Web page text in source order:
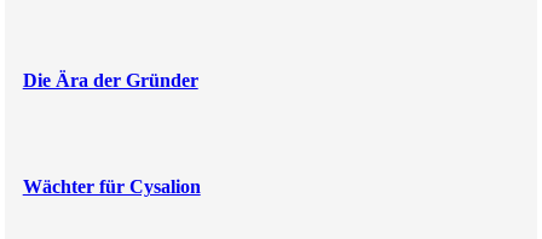
Die Ära der Gründer
Wächter für Cysalion